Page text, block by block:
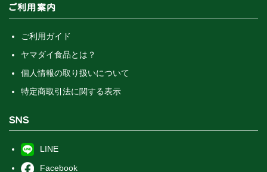
ご利用案内
ご利用ガイド
ヤマダイ食品とは？
個人情報の取り扱いについて
特定商取引法に関する表示
SNS
LINE
Facebook